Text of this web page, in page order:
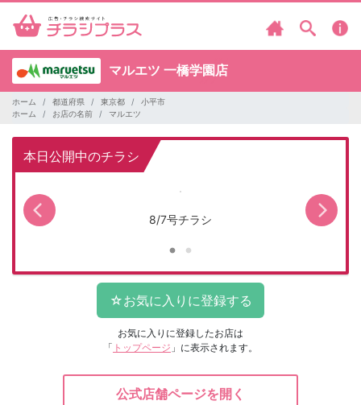
マルエツ 一橋学園店
ホーム 都道府県 東京都
小平市
ホーム
お店の名前 マルエツ
本日公開中のチラシ
8/7号チラシ
お気に入りに登録したお店は
「 トップページ 」に表示されます。
公式店舗ページを開く